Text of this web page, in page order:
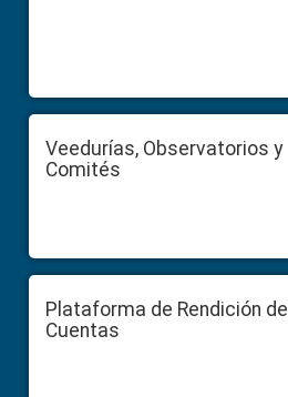
Veedurías, Observatorios y
Comités
Plataforma de Rendición de
Cuentas